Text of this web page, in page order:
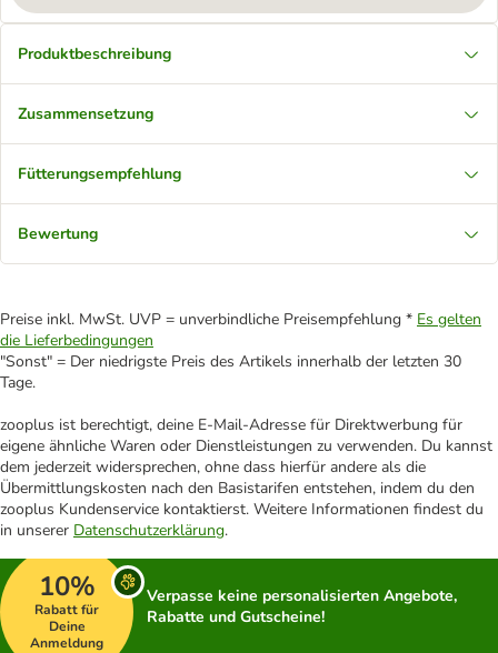
Produktbeschreibung
Zusammensetzung
Fütterungsempfehlung
Bewertung
Preise inkl. MwSt. UVP = unverbindliche Preisempfehlung * Es gelten
die Lieferbedingungen
"Sonst" = Der niedrigste Preis des Artikels innerhalb der letzten 30
Tage.
zooplus ist berechtigt, deine E-Mail-Adresse für Direktwerbung für
eigene ähnliche Waren oder Dienstleistungen zu verwenden. Du kannst
dem jederzeit widersprechen, ohne dass hierfür andere als die
Übermittlungskosten nach den Basistarifen entstehen, indem du den
zooplus Kundenservice kontaktierst. Weitere Informationen findest du
in unserer Datenschutzerklärung.
10%
Rabatt für
Deine
Anmeldung
Verpasse keine personalisierten Angebote,
Rabatte und Gutscheine!